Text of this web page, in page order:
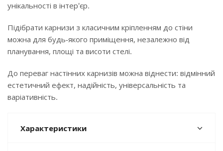
унікальності в інтер'єр.
Підібрати карнизи з класичним кріпленням до стіни
можна для будь-якого приміщення, незалежно від
планування, площі та висоти стелі.
До переваг настінних карнизів можна віднести: відмінний
естетичний ефект, надійність, універсальність та
варіативність.
Характеристики